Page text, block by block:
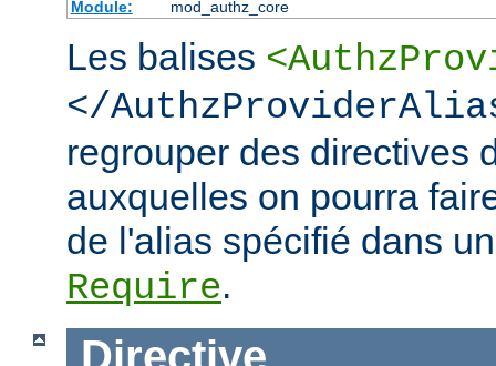
Module:
mod_authz_core
Les balises
</
regrouper des directives
auxquelles on pourra
de l'alias spécifié dans
Require.
Directive